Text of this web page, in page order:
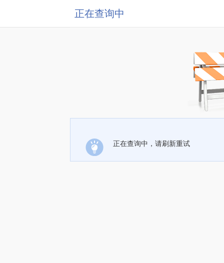
正在查询中
正在查询中，请刷新重试